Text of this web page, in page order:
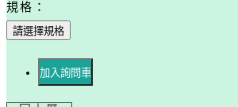
規格：
請選擇規格
加入詢問車